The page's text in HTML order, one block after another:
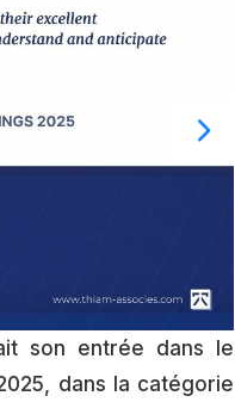
son entrée dans le
dans la catégorie